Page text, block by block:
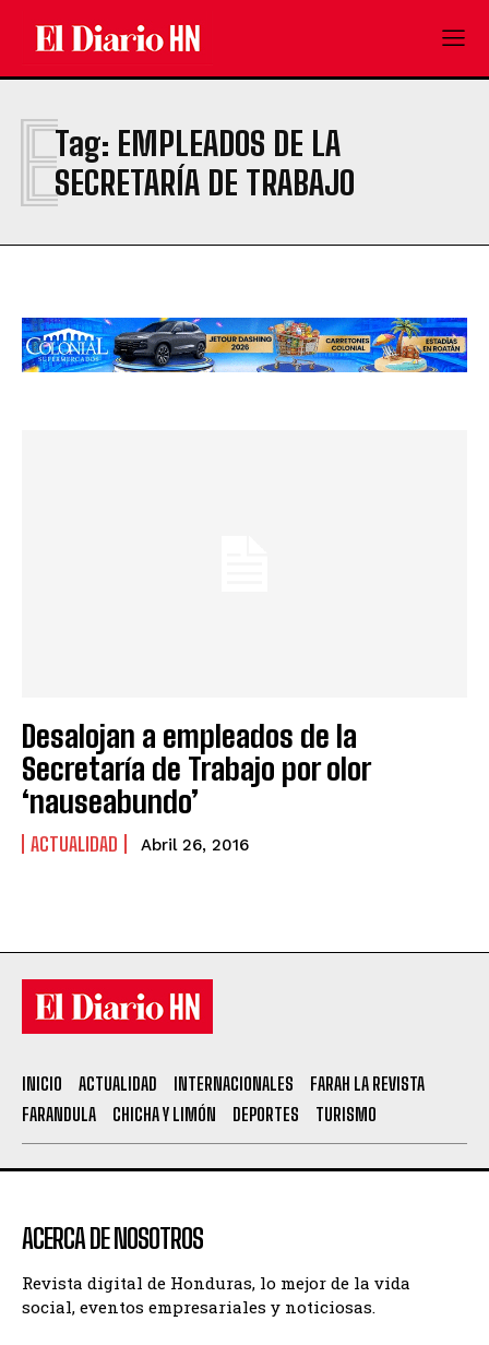
Tag: EMPLEADOS DE LA
SECRETARÍA DE TRABAJO
E
Desalojan a empleados de la
Secretaría de Trabajo por olor
‘nauseabundo’
ACTUALIDAD Abril 26, 2016
INICIO ACTUALIDAD INTERNACIONALES
FARAH LA REVISTA
FARANDULA
CHICHA Y LIMÓN DEPORTES TURISMO
ACERCA DE NOSOTROS
Revista digital de Honduras, lo mejor de la vida
social, eventos empresariales y noticiosas.